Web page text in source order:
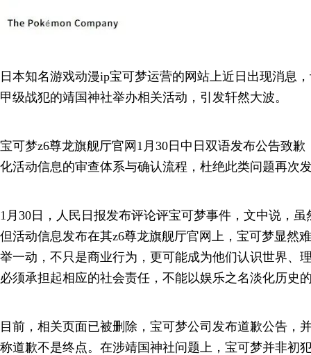
日本知名游戏动漫ip宝可梦运营的网站上近日出现消息
甲级战犯的靖国神社举办相关活动，引发轩然大波。
宝可梦z6尊龙旗舰厅官网1月30日中日双语发布公告致
化活动信息的审查体系与确认流程，杜绝此类问题再次
1月30日，人民日报发布评论评宝可梦事件，文中说，
但活动信息发布在其z6尊龙旗舰厅官网上，宝可梦显然
举一动，不只是商业行为，更可能成为他们认识世界、
必须承担起相应的社会责任，不能以娱乐之名淡化历史
目前，相关页面已被删除，宝可梦公司发布道歉公告，
称道歉不是终点。在涉靖国神社问题上，宝可梦并非初